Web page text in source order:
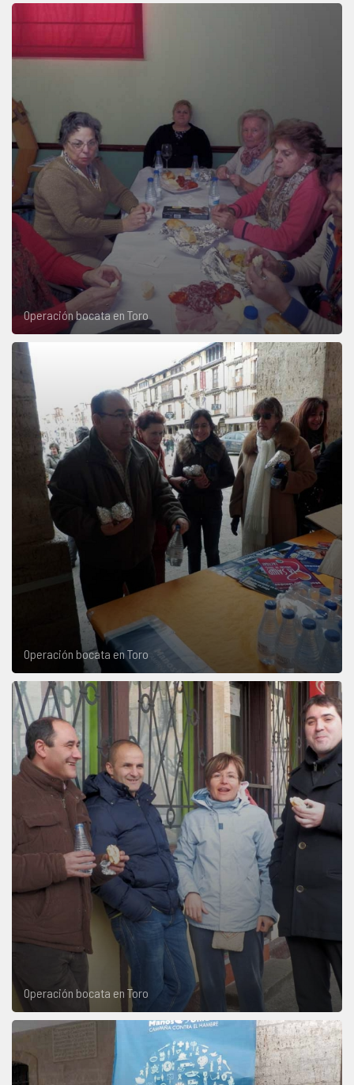
Operación bocata en Toro
Operación bocata en Toro
Operación bocata en Toro